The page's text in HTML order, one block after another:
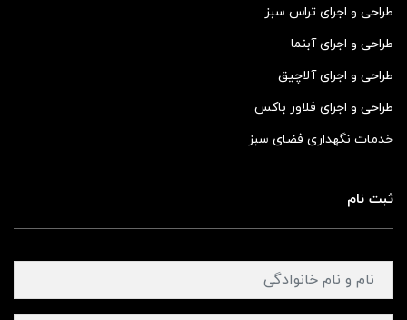
طراحی و اجرای تراس سبز
طراحی و اجرای آبنما
طراحی و اجرای آلاچیق
طراحی و اجرای فلاور باکس
خدمات نگهداری فضای سبز
ثبت نام